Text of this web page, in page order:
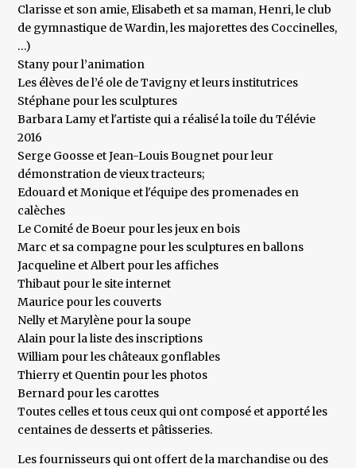
Clarisse et son amie, Elisabeth et sa maman, Henri, le club
de gymnastique de Wardin, les majorettes des Coccinelles,
…)
Stany pour l’animation
Les élèves de l’é ole de Tavigny et leurs institutrices
Stéphane pour les sculptures
Barbara Lamy et l'artiste qui a réalisé la toile du Télévie
2016
Serge Goosse et Jean-Louis Bougnet pour leur
démonstration de vieux tracteurs;
Edouard et Monique et l'équipe des promenades en
calèches
Le Comité de Boeur pour les jeux en bois
Marc et sa compagne pour les sculptures en ballons
Jacqueline et Albert pour les affiches
Thibaut pour le site internet
Maurice pour les couverts
Nelly et Marylène pour la soupe
Alain pour la liste des inscriptions
William pour les châteaux gonflables
Thierry et Quentin pour les photos
Bernard pour les carottes
Toutes celles et tous ceux qui ont composé et apporté les
centaines de desserts et pâtisseries.
Les fournisseurs qui ont offert de la marchandise ou des